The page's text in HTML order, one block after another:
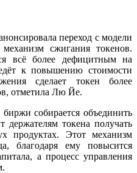
переход с модели
сжигания токенов.
всё более дефицитным на
к повышению стоимости
сделает токен более
отметила Лю Йе.
собирается объединить
держателям токена получать
продуктах. Этот механизм
благодаря ему повысится
а процесс управления